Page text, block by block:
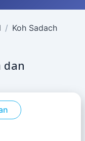
Koh Sadach
dan